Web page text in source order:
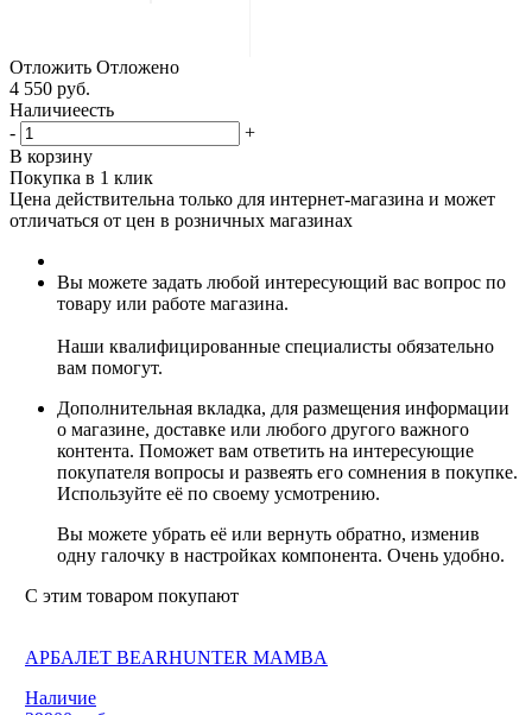
Отложить Отложено
4 550 руб.
Наличиеесть
-
+
В корзину
Покупка в 1 клик
Цена действительна только для интернет-магазина и может
отличаться от цен в розничных магазинах
Вы можете задать любой интересующий вас вопрос по
товару или работе магазина.
Наши квалифицированные специалисты обязательно
вам помогут.
Дополнительная вкладка, для размещения информации
о магазине, доставке или любого другого важного
контента. Поможет вам ответить на интересующие
покупателя вопросы и развеять его сомнения в покупке.
Используйте её по своему усмотрению.
Вы можете убрать её или вернуть обратно, изменив
одну галочку в настройках компонента. Очень удобно.
С этим товаром покупают
АРБАЛЕТ BEARHUNTER MAMBA
Наличие